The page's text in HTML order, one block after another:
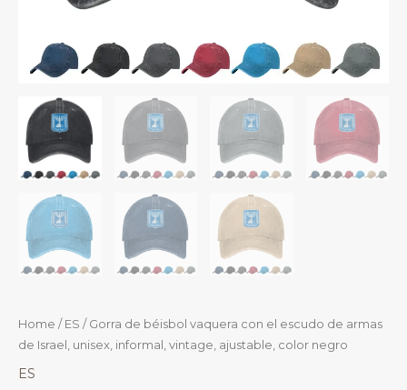
Home / ES / Gorra de béisbol vaquera con el escudo de armas
de Israel, unisex, informal, vintage, ajustable, color negro
ES